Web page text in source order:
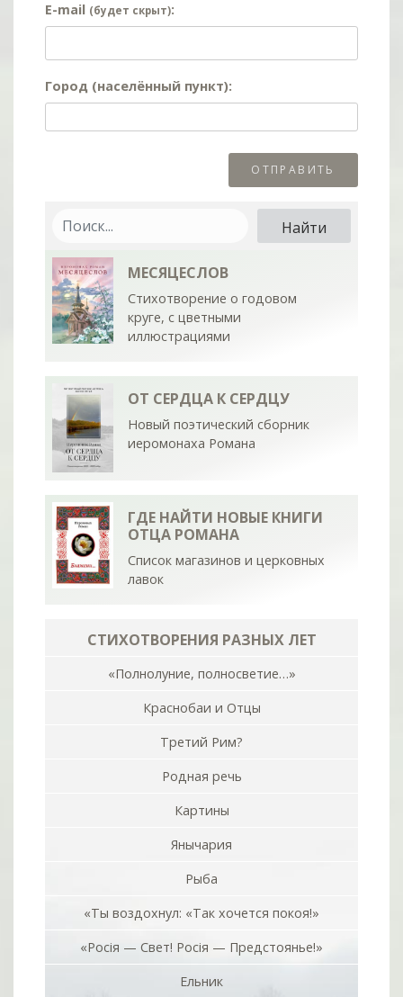
E-mail (будет скрыт):
Город (населённый пункт):
МЕСЯЦЕСЛОВ
Стихотворение о годовом
круге, с цветными
иллюстрациями
ОТ СЕРДЦА К СЕРДЦУ
Новый поэтический сборник
иеромонаха Романа
ГДЕ НАЙТИ НОВЫЕ КНИГИ
ОТЦА РОМАНА
Список магазинов и церковных
лавок
СТИХОТВОРЕНИЯ РАЗНЫХ ЛЕТ
«Полнолуние, полносветие…»
Краснобаи и Отцы
Третий Рим?
Родная речь
Картины
Янычария
Рыба
«Ты воздохнул: «Так хочется покоя!»
«Росiя — Свет! Росiя — Предстоянье!»
Ельник